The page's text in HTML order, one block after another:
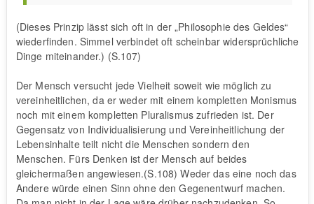
(Dieses Prinzip lässt sich oft in der „Philosophie des Geldes“
wiederfinden. Simmel verbindet oft scheinbar widersprüchliche
Dinge miteinander.) (S.107)
Der Mensch versucht jede Vielheit soweit wie möglich zu
vereinheitlichen, da er weder mit einem kompletten Monismus
noch mit einem kompletten Pluralismus zufrieden ist. Der
Gegensatz von Individualisierung und Vereinheitlichung der
Lebensinhalte teilt nicht die Menschen sondern den
Menschen. Fürs Denken ist der Mensch auf beides
gleichermaßen angewiesen.(S.108) Weder das eine noch das
Andere würde einen Sinn ohne den Gegenentwurf machen.